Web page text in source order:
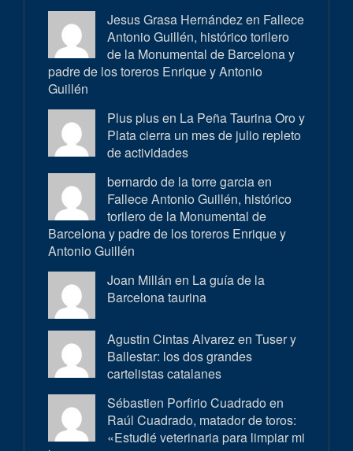
Jesus Grasa Hernández en Fallece
Antonio Guillén, histórico torilero
de la Monumental de Barcelona y
padre de los toreros Enrique y Antonio
Guillén
Plus plus en La Peña Taurina Oro y
Plata cierra un mes de julio repleto
de actividades
bernardo de la torre garcia en
Fallece Antonio Guillén, histórico
torilero de la Monumental de
Barcelona y padre de los toreros Enrique y
Antonio Guillén
Joan Millán en La guía de la
Barcelona taurina
Agustin Cintas Alvarez en Tuser y
Ballestar: los dos grandes
cartelistas catalanes
Sébastien Porfirio Cuadrado en
Raúl Cuadrado, matador de toros:
«Estudié veterinaria para limpiar mi